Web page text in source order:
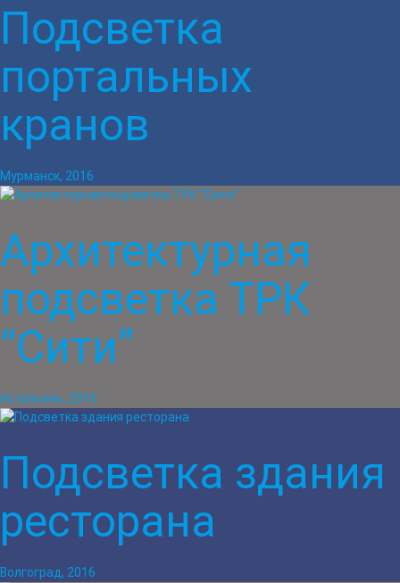
Подсветка
портальных
кранов
Мурманск, 2016
Архитектурная
подсветка ТРК
“Сити”
Астрахань, 2016
Подсветка здания
ресторана
Волгоград, 2016